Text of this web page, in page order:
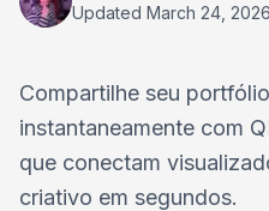
Updated March 24, 2026
Compartilhe seu
instantaneamente com
que conectam
criativo em segundos.